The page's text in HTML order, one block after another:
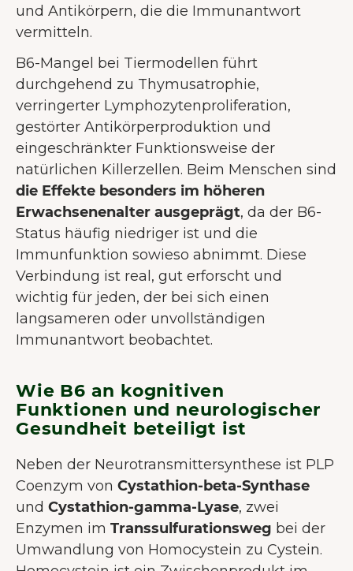
und Antikörpern, die die Immunantwort
vermitteln.
B6-Mangel bei Tiermodellen führt
durchgehend zu Thymusatrophie,
verringerter Lymphozytenproliferation,
gestörter Antikörperproduktion und
eingeschränkter Funktionsweise der
natürlichen Killerzellen. Beim Menschen sind
die Effekte besonders im höheren
Erwachsenenalter ausgeprägt, da der B6-
Status häufig niedriger ist und die
Immunfunktion sowieso abnimmt. Diese
Verbindung ist real, gut erforscht und
wichtig für jeden, der bei sich einen
langsameren oder unvollständigen
Immunantwort beobachtet.
Wie B6 an kognitiven
Funktionen und neurologischer
Gesundheit beteiligt ist
Neben der Neurotransmittersynthese ist PLP
Coenzym von Cystathion-beta-Synthase
und Cystathion-gamma-Lyase, zwei
Enzymen im Transsulfurationsweg bei der
Umwandlung von Homocystein zu Cystein.